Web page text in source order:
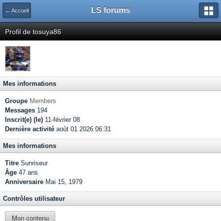
← Accueil LS forums
Profil de tosuya86
Mes informations
Groupe Members
Messages 194
Inscrit(e) (le) 11-février 08
Dernière activité août 01 2026 06:31
Mes informations
Titre Sunriseur
Âge 47 ans
Anniversaire Mai 15, 1979
Contrôles utilisateur
Mon contenu